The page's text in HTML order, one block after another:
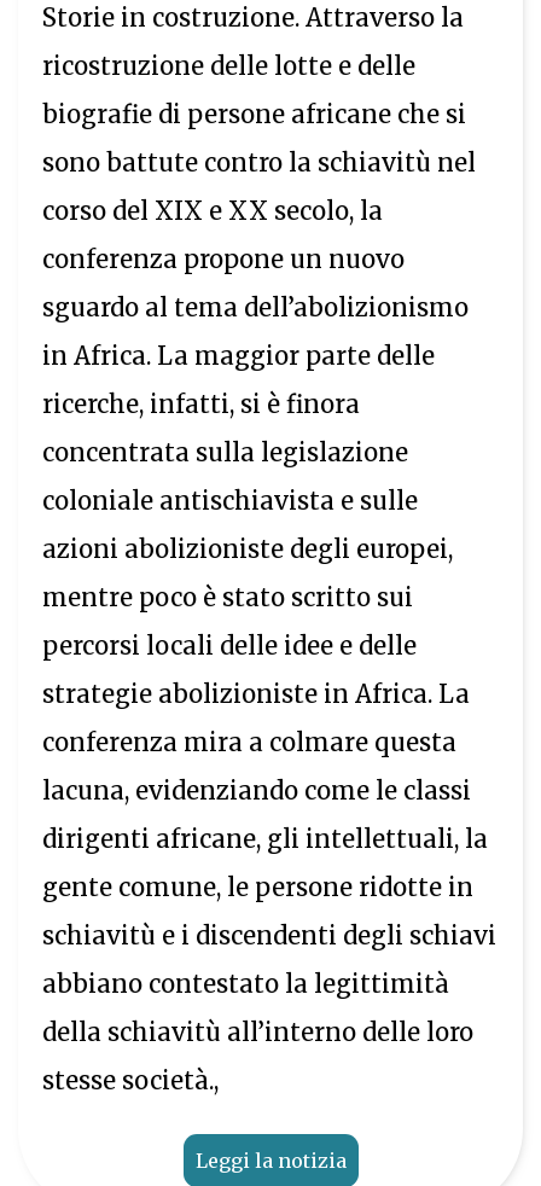
Storie in costruzione. Attraverso la
ricostruzione delle lotte e delle
biografie di persone africane che si
sono battute contro la schiavitù nel
corso del XIX e XX secolo, la
conferenza propone un nuovo
sguardo al tema dell’abolizionismo
in Africa. La maggior parte delle
ricerche, infatti, si è finora
concentrata sulla legislazione
coloniale antischiavista e sulle
azioni abolizioniste degli europei,
mentre poco è stato scritto sui
percorsi locali delle idee e delle
strategie abolizioniste in Africa. La
conferenza mira a colmare questa
lacuna, evidenziando come le classi
dirigenti africane, gli intellettuali, la
gente comune, le persone ridotte in
schiavitù e i discendenti degli schiavi
abbiano contestato la legittimità
della schiavitù all’interno delle loro
stesse società.,
Leggi la notizia